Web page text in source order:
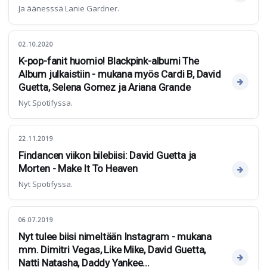
Ja äänesssä Lanie Gardner.
02.10.2020
K-pop-fanit huomio! Blackpink-albumi The
Album julkaistiin - mukana myös Cardi B, David
Guetta, Selena Gomez ja Ariana Grande
Nyt Spotifyssa.
22.11.2019
Findancen viikon bilebiisi: David Guetta ja
Morten - Make It To Heaven
Nyt Spotifyssa.
06.07.2019
Nyt tulee biisi nimeltään Instagram - mukana
mm. Dimitri Vegas, Like Mike, David Guetta,
Natti Natasha, Daddy Yankee...